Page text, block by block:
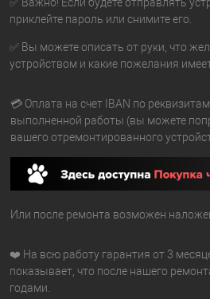
приклейте пароль или снимите его.
✅ Вы можете описать от руки, что
устройством и какие пожелания
💳 Оплата на счет IBAN по
выполненной работы (вы можете
вашего отремонтированного
Или после ремонта возможен
❤️ На всю работу гарантия от 3
показывает, что после нашего
годами.